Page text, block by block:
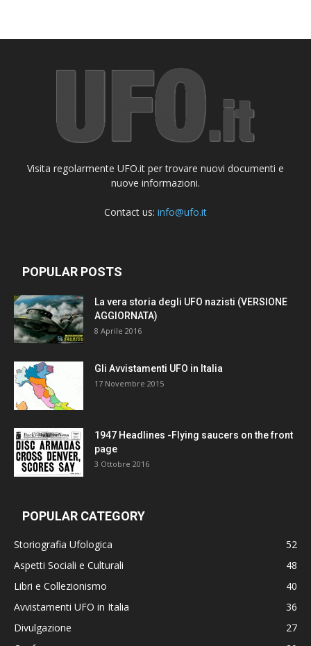
Visita regolarmente UFO.it per trovare nuovi documenti e
nuove informazioni.
Contact us: info@ufo.it
POPULAR POSTS
La vera storia degli UFO nazisti (VERSIONE
AGGIORNATA)
8 Aprile 2016
Gli Avvistamenti UFO in Italia
17 Novembre 2015
1947 Headlines -Flying saucers on the front
page
3 Ottobre 2016
POPULAR CATEGORY
Storiografia Ufologica
52
Aspetti Sociali e Culturali
48
Libri e Collezionismo
40
Avvistamenti UFO in Italia
36
Divulgazione
27